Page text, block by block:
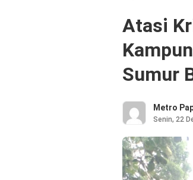
Atasi
Sumur
Metro
Senin, 22